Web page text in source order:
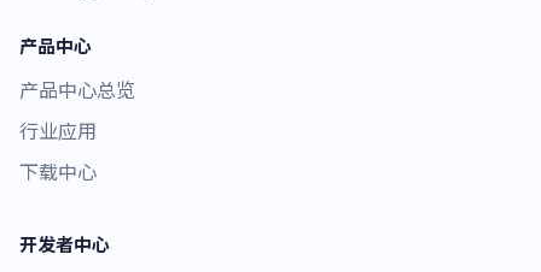
产品中心
产品中心总览
行业应用
下载中心
开发者中心